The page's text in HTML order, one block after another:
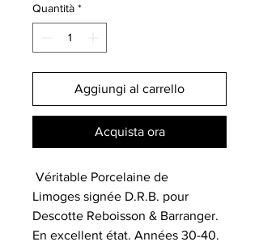
Quantità *
Aggiungi al carrello
Acquista ora
Véritable Porcelaine de
Limoges signée D.R.B. pour
Descotte Reboisson & Barranger.
En excellent état. Années 30-40.